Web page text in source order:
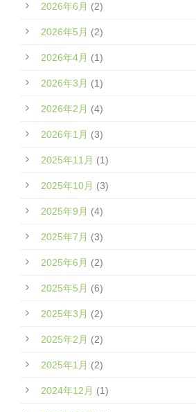
2026年6月 (2)
2026年5月 (2)
2026年4月 (1)
2026年3月 (1)
2026年2月 (4)
2026年1月 (3)
2025年11月 (1)
2025年10月 (3)
2025年9月 (4)
2025年7月 (3)
2025年6月 (2)
2025年5月 (6)
2025年3月 (2)
2025年2月 (2)
2025年1月 (2)
2024年12月 (1)